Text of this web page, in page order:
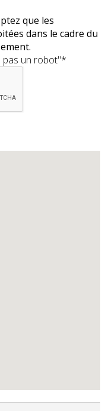
que les
dans le cadre du
pas un robot"*